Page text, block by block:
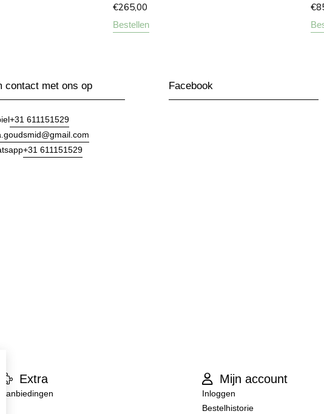
€265,00
Bestellen
€
contact met ons op
+31 611151529
+31 611151529
Facebook
Extra
Aanbiedingen
Mijn account
Inloggen
Bestelhistorie